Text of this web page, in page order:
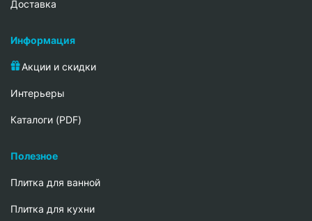
Доставка
Информация
Акции и скидки
Интерьеры
Каталоги (PDF)
Полезное
Плитка для ванной
Плитка для кухни